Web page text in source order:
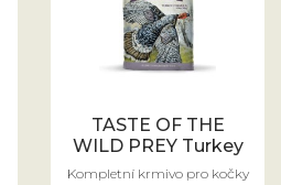
TASTE OF THE
WILD PREY Turkey
Kompletní krmivo pro kočky